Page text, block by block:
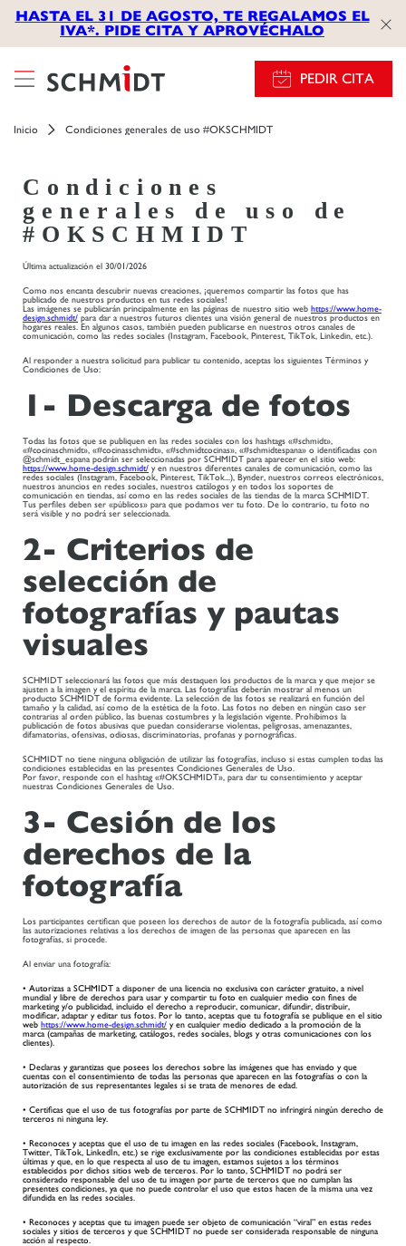
HASTA EL 31 DE AGOSTO, TE REGALAMOS EL
IVA*. PIDE CITA Y APROVÉCHALO
PEDIR CITA
Inicio Condiciones generales de uso #OKSCHMIDT​
Condiciones
generales de uso de
#OKSCHMIDT
Última actualización el 30/01/2026
Como nos encanta descubrir nuevas creaciones, ¡queremos compartir las fotos que has
publicado de nuestros productos en tus redes sociales!
Las imágenes se publicarán principalmente en las páginas de nuestro sitio web https://www.home-
design.schmidt/ para dar a nuestros futuros clientes una visión general de nuestros productos en
hogares reales. En algunos casos, también pueden publicarse en nuestros otros canales de
comunicación, como las redes sociales (Instagram, Facebook, Pinterest, TikTok, Linkedin, etc.).
Al responder a nuestra solicitud para publicar tu contenido, aceptas los siguientes Términos y
Condiciones de Uso:
1- Descarga de fotos
Todas las fotos que se publiquen en las redes sociales con los hashtags «#schmidt»,
«#cocinaschmidt», «#cocinasschmidt», «#schmidtcocinas», «#schmidtespana» o identificadas con
@schmidt_espana podrán ser seleccionadas por SCHMIDT para aparecer en el sitio web:
https://www.home-design.schmidt/ y en nuestros diferentes canales de comunicación, como las
redes sociales (Instagram, Facebook, Pinterest, TikTok...), Bynder, nuestros correos electrónicos,
nuestros anuncios en redes sociales, nuestros catálogos y en todos los soportes de
comunicación en tiendas, así como en las redes sociales de las tiendas de la marca SCHMIDT.
Tus perfiles deben ser «públicos» para que podamos ver tu foto. De lo contrario, tu foto no
será visible y no podrá ser seleccionada.
2- Criterios de
selección de
fotografías y pautas
visuales
SCHMIDT seleccionará las fotos que más destaquen los productos de la marca y que mejor se
ajusten a la imagen y el espíritu de la marca. Las fotografías deberán mostrar al menos un
producto SCHMIDT de forma evidente. La selección de las fotos se realizará en función del
tamaño y la calidad, así como de la estética de la foto. Las fotos no deben en ningún caso ser
contrarias al orden público, las buenas costumbres y la legislación vigente. Prohibimos la
publicación de fotos abusivas que puedan considerarse violentas, peligrosas, amenazantes,
difamatorias, ofensivas, odiosas, discriminatorias, profanas y pornográficas.
SCHMIDT no tiene ninguna obligación de utilizar las fotografías, incluso si estas cumplen todas las
condiciones establecidas en las presentes Condiciones Generales de Uso.
Por favor, responde con el hashtag «#OKSCHMIDT», para dar tu consentimiento y aceptar
nuestras Condiciones Generales de Uso.
3- Cesión de los
derechos de la
fotografía
Los participantes certifican que poseen los derechos de autor de la fotografía publicada, así como
las autorizaciones relativas a los derechos de imagen de las personas que aparecen en las
fotografías, si procede.
Al enviar una fotografía:
• Autorizas a SCHMIDT a disponer de una licencia no exclusiva con carácter gratuito, a nivel
mundial y libre de derechos para usar y compartir tu foto en cualquier medio con fines de
marketing y/o publicidad, incluido el derecho a reproducir, comunicar, difundir, distribuir,
modificar, adaptar y editar tus fotos. Por lo tanto, aceptas que tu fotografía se publique en el sitio
web https://www.home-design.schmidt/ y en cualquier medio dedicado a la promoción de la
marca (campañas de marketing, catálogos, redes sociales, blogs y otras comunicaciones con los
clientes).
• Declaras y garantizas que posees los derechos sobre las imágenes que has enviado y que
cuentas con el consentimiento de todas las personas que aparecen en las fotografías o con la
autorización de sus representantes legales si se trata de menores de edad.
• Certificas que el uso de tus fotografías por parte de SCHMIDT no infringirá ningún derecho de
terceros ni ninguna ley.
• Reconoces y aceptas que el uso de tu imagen en las redes sociales (Facebook, Instagram,
Twitter, TikTok, LinkedIn, etc.) se rige exclusivamente por las condiciones establecidas por estas
últimas y que, en lo que respecta al uso de tu imagen, estamos sujetos a los términos
establecidos por dichos sitios web de terceros. Por lo tanto, SCHMIDT no podrá ser
considerado responsable del uso de tu imagen por parte de terceros que no cumplan las
presentes condiciones, ya que no puede controlar el uso que estos hacen de la misma una vez
difundida en las redes sociales.
• Reconoces y aceptas que tu imagen puede ser objeto de comunicación “viral” en estas redes
sociales y sitios de terceros y que SCHMIDT no puede ser considerada responsable de ninguna
acción al respecto.